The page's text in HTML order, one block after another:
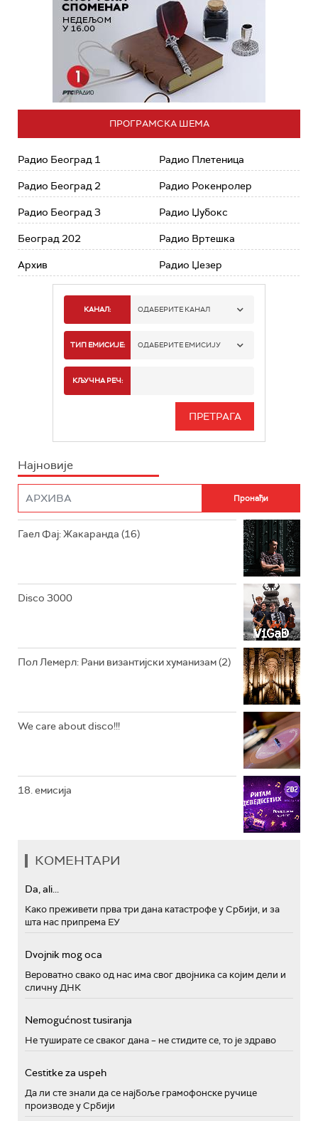
ПРОГРАМСКА ШЕМА
Радио Београд 1
Радио Београд 2
Радио Београд 3
Београд 202
Архив
Радио Плетеница
Радио Рокенролер
Радио Џубокс
Радио Вртешка
Радио Џезер
КАНАЛ: ОДАБЕРИТЕ КАНАЛ
РАДИО БЕОГРАД 1
РАДИО БЕОГРАД 3
РАДИО РОКЕНРОЛЕР
РАДИО ЏЕЗЕР
ТИП ЕМИСИЈЕ: ОДАБЕРИТЕ ЕМИСИЈУ
ИНФО
КЉУЧНА РЕЧ:
Најновије
Гаел Фај: Жакаранда (16)
Disco 3000
Пол Лемерл: Рани византијски хуманизам (2)
We care about disco!!!
18. емисија
КОМЕНТАРИ
Da, ali...
Како преживети прва три дана катастрофе у Србији, и за
шта нас припрема ЕУ
Dvojnik mog oca
Вероватно свако од нас има свог двојника са којим дели и
сличну ДНК
Nemogućnost tusiranja
Не туширате се сваког дана – не стидите се, то је здраво
Cestitke za uspeh
Да ли сте знали да се најбоље грамофонске ручице
производе у Србији